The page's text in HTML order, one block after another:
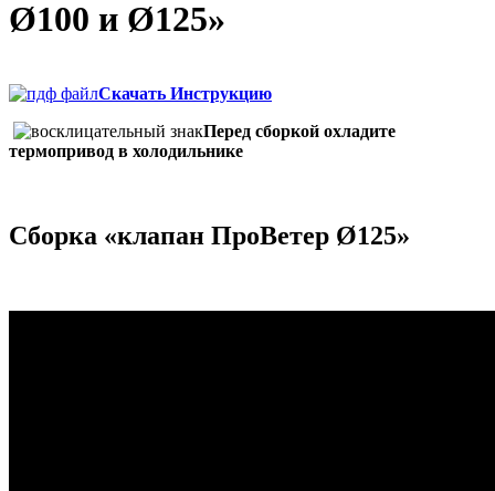
Ø100 и Ø125»
Скачать Инструкцию
Перед сборкой охладите
термопривод в холодильнике
Сборка «клапан ПроВетер Ø125»